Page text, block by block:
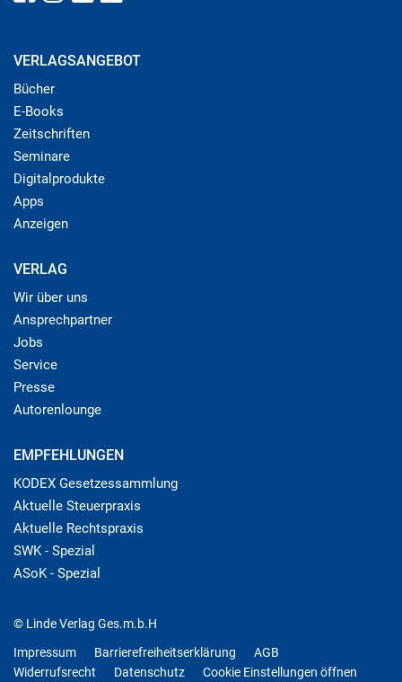
VERLAGSANGEBOT
Bücher
E-Books
Zeitschriften
Seminare
Digitalprodukte
Apps
Anzeigen
VERLAG
Wir über uns
Ansprechpartner
Jobs
Service
Presse
Autorenlounge
EMPFEHLUNGEN
KODEX Gesetzessammlung
Aktuelle Steuerpraxis
Aktuelle Rechtspraxis
SWK - Spezial
ASoK - Spezial
© Linde Verlag Ges.m.b.H
Impressum
Barrierefreiheitserklärung
AGB
Widerrufsrecht
Datenschutz Cookie Einstellungen öffnen